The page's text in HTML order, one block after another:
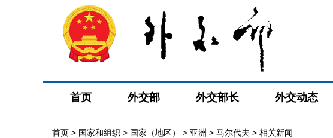
首页 外交部 外交部长 外交动态
首页 > 国家和组织 > 国家（地区） > 亚洲 > 马尔代夫 > 相关新闻